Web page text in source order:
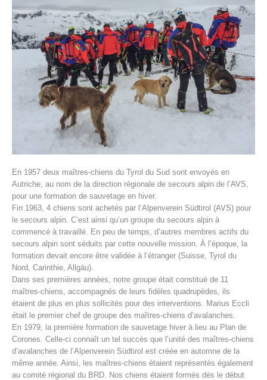
En 1957 deux maîtres-chiens du Tyrol du Sud sont envoyés en
Autriche, au nom de la direction régionale de secours alpin de l’AVS,
pour une formation de sauvetage en hiver.
Fin 1963, 4 chiens sont achetés par l’Alpenverein Südtirol (AVS) pour
le secours alpin. C’est ainsi qu’un groupe du secours alpin à
commencé à travaillé. En peu de temps, d’autres membres actifs du
secours alpin sont séduits par cette nouvelle mission. À l’époque, la
formation devait encore être validée à l’étranger (Suisse, Tyrol du
Nord, Carinthie, Allgäu).
Dans ses premières années, notre groupe était constitué de 11
maîtres-chiens, accompagnés de leurs fidèles quadrupèdes, ils
étaient de plus en plus sollicités pour des interventions. Marius Eccli
était le premier chef de groupe des maîtres-chiens d’avalanches.
En 1979, la première formation de sauvetage hiver à lieu au Plan de
Corones. Celle-ci connaît un tel succès que l’unité des maîtres-chiens
d’avalanches de l’Alpenverein Südtirol est créée en automne de la
même année. Ainsi, les maîtres-chiens étaient représentés également
au comité régional du BRD. Nos chiens étaient formés dès le début